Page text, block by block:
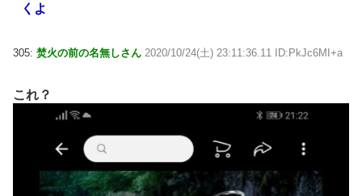
くよ
305: 焚火の前の名無しさん 2020/10/24(土) 23:11:36.11 ID:PkJc6MI+a
これ？